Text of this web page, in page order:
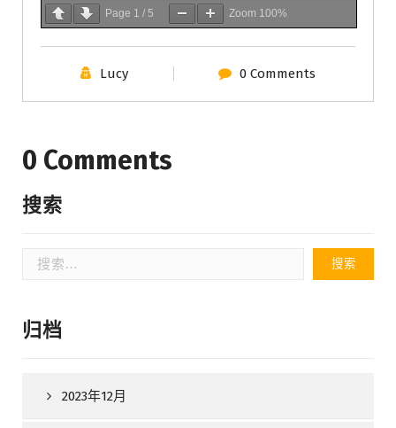
Page 1 / 5 Zoom 100%
Lucy 0 Comments
0 Comments
搜索
归档
2023年12月